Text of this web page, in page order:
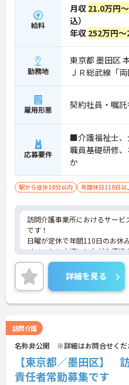
給料
月収 21.0万円
込）
年収 252万円
勤務地
東京都 墨田区
ＪＲ総武線「
雇用形態 契約社員・嘱託
応募要件
■介護福祉士、
職員基礎研修
か
駅から徒歩10分以内 年間休日110日以
訪問介護事業所におけるサービ
です！
日曜が定休で年間110日のお休
イベートも大切にしながら資格
修や勉強会などスキルアップを
ています！
ご興味ある方には、面接のポイ
細をお話致しますのでお気軽に
詳細を見る
訪問介護
名称非公開 ※詳細はお問合せくだ
【東京都／墨田区】
責任者常勤募集です